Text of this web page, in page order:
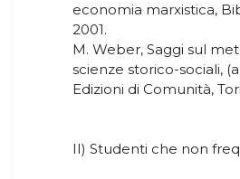
economia marxistica,
2001.
M. Weber, Saggi sul
scienze storico-sociali,
Edizioni di Comunità,
II) Studenti che non